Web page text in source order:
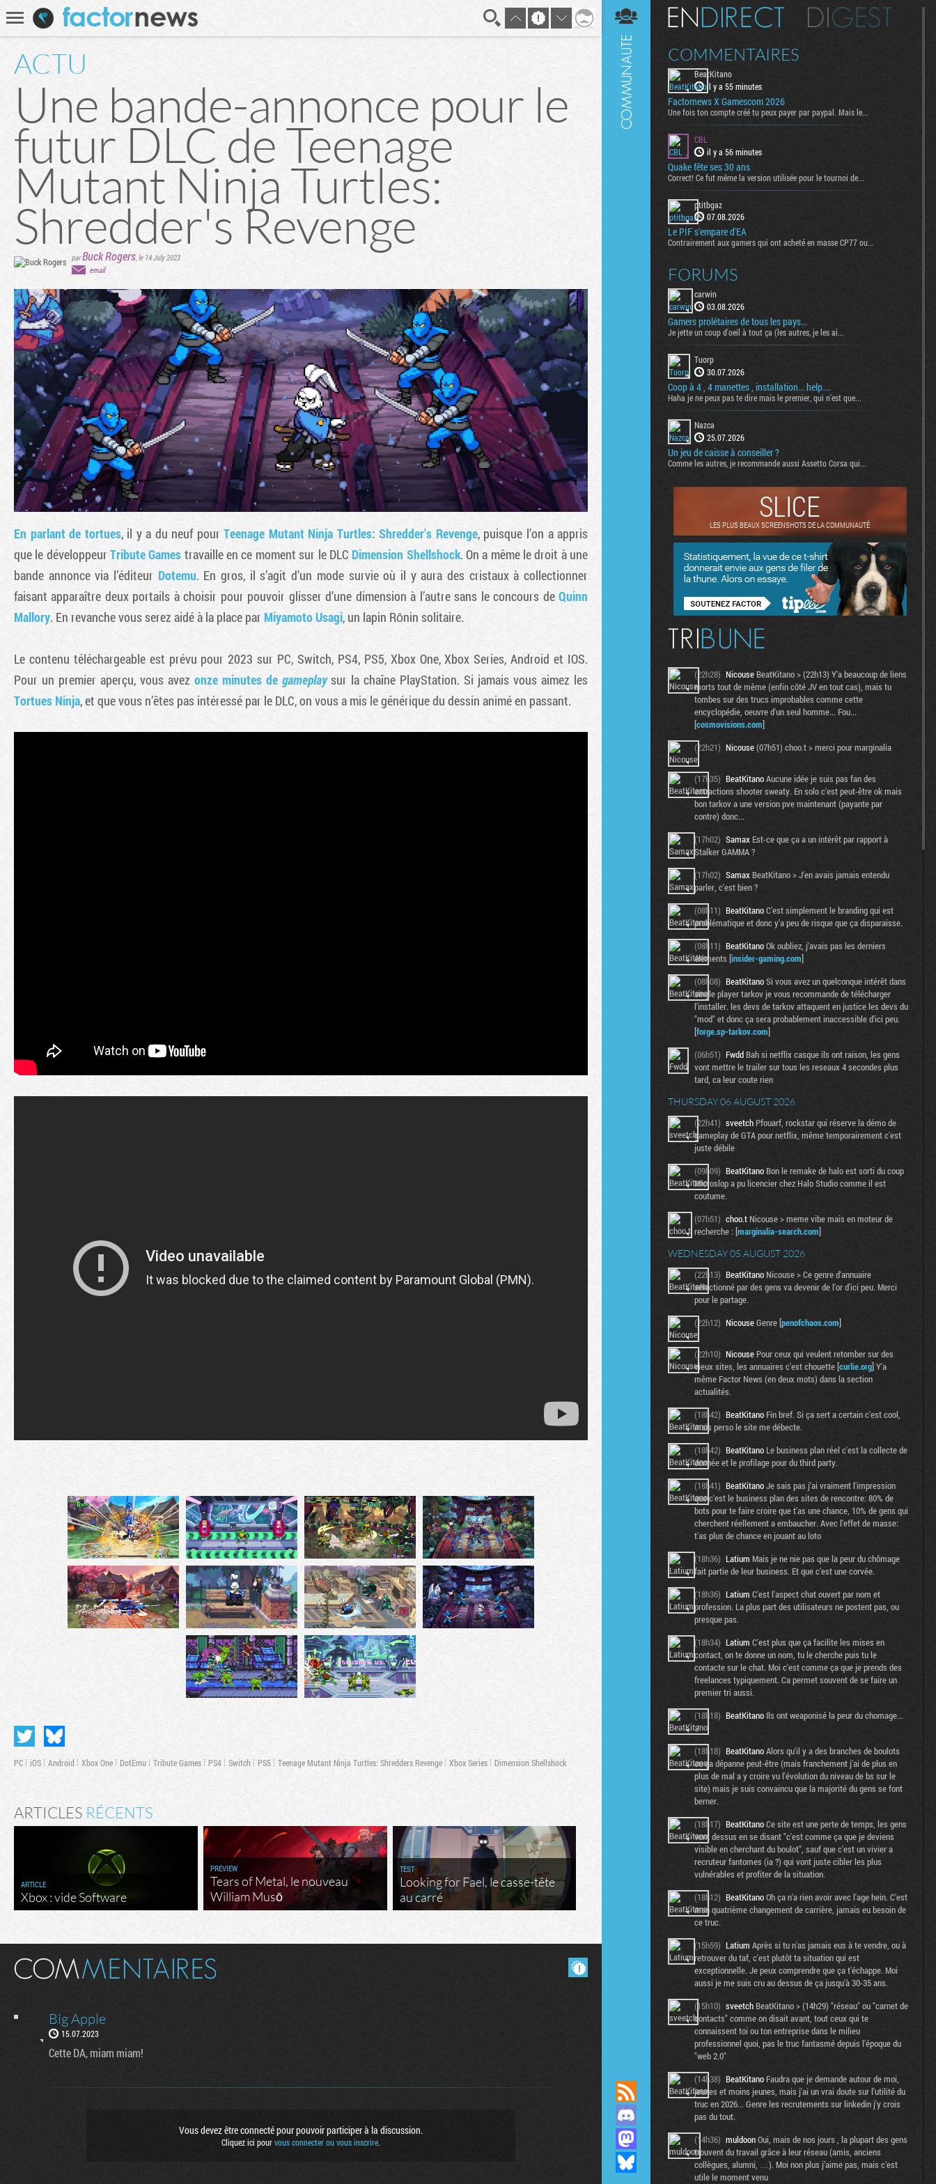
Recherche
ACTU
Une bande-annonce pour le
futur DLC de Teenage
Mutant Ninja Turtles:
Shredder's Revenge
parBuck Rogers,le 14 July 2023
email
En parlant de tortues, il y a du neuf pourTeenage Mutant Ninja Turtles: Shredder's Revenge, puisque l’on a appris
que le développeurTribute Games travaille en ce moment sur le DLC Dimension Shellshock. On a même le droit à une
bande annonce via l’éditeur Dotemu. En gros, il s’agit d’un mode survie où il y aura des cristaux à collectionner
faisant apparaître deux portails à choisir pour pouvoir glisser d’une dimension à l’autre sans le concours de Quinn
Mallory. En revanche vous serez aidé à la place parMiyamoto Usagi, un lapin Rōnin solitaire.
Le contenu téléchargeable est prévu pour 2023 sur PC, Switch, PS4, PS5, Xbox One, Xbox Series, Android et IOS.
Pour un premier aperçu, vous avez onze minutes de gameplaysur la chaîne PlayStation. Si jamais vous aimez les
Tortues Ninja, et que vous n’êtes pas intéressé par le DLC, on vous a mis le générique du dessin animé en passant.
PC iOS Android Xbox One DotEmu Tribute Games PS4 Switch PS5 Teenage Mutant Ninja Turtles: Shredders Revenge Xbox Series Dimension Shellshock
ARTICLES RÉCENTS
ARTICLE
Xbox : vide Software
PREVIEW
Tears of Metal, le nouveau
William Musō
TEST
Looking for Fael, le casse-tête
au carré
Big Apple
15.07.2023
Cette DA, miam miam!
Vous devez être connecté pour pouvoir participer à la discussion.
Cliquez ici pourvous connecter ou vous inscrire.
En direct Digest
COMMENTAIRES
BeatKitano
il y a 55 minutes
Factornews X Gamescom 2026
Une fois ton compte créé tu peux payer par paypal. Mais le...
CBL
il y a 56 minutes
Quake fête ses 30 ans
Correct! Ce fut même la version utilisée pour le tournoi de...
ptitbgaz
07.08.2026
Le PIF s'empare d'EA
Contrairement aux gamers qui ont acheté en masse CP77 ou...
FORUMS
carwin
03.08.2026
Gamers prolétaires de tous les pays...
Je jette un coup d'oeil à tout ça (les autres, je les ai...
Tuorp
30.07.2026
Coop à 4 , 4 manettes , installation... help....
Haha je ne peux pas te dire mais le premier, qui n'est que...
Nazca
25.07.2026
Un jeu de caisse à conseiller ?
Comme les autres, je recommande aussi Assetto Corsa qui...
SLICE
LES PLUS BEAUX SCREENSHOTS DE LA COMMUNAUTÉ
(22h28) Nicouse BeatKitano > (22h13) Y'a beaucoup de liens
morts tout de même (enfin côté JV en tout cas), mais tu
tombes sur des trucs improbables comme cette
encyclopédie, oeuvre d'un seul homme... Fou...
[cosmovisions.com]
(22h21) Nicouse(07h51) choo.t > merci pour marginalia
(17h35) BeatKitanoAucune idée je suis pas fan des
extractions shooter sweaty. En solo c'est peut-être ok mais
bon tarkov a une version pve maintenant (payante par
contre) donc...
(17h02) Samax Est-ce que ça a un intérêt par rapport à
Stalker GAMMA ?
(17h02) Samax BeatKitano > J'en avais jamais entendu
parler, c'est bien ?
(08h11) BeatKitanoC'est simplement le branding qui est
problématique et donc y'a peu de risque que ça disparaisse.
(08h11) BeatKitanoOk oubliez, j'avais pas les derniers
éléments [insider-gaming.com]
(08h08) BeatKitanoSi vous avez un quelconque intérêt dans
single player tarkov je vous recommande de télécharger
l'installer. les devs de tarkov attaquent en justice les devs du
"mod" et donc ça sera probablement inaccessible d'ici peu.
[forge.sp-tarkov.com]
(06h51) Fwdd Bah si netflix casque ils ont raison, les gens
vont mettre le trailer sur tous les reseaux 4 secondes plus
tard, ca leur coute rien
THURSDAY 06 AUGUST 2026
(22h41) sveetch Pfouarf, rockstar qui réserve la démo de
gameplay de GTA pour netflix, même temporairement c'est
juste débile
(09h09) BeatKitano Bon le remake de halo est sorti du coup
Microslop a pu licencier chez Halo Studio comme il est
coutume.
(07h51) choo.t Nicouse > meme vibe mais en moteur de
recherche : [marginalia-search.com]
WEDNESDAY 05 AUGUST 2026
(22h13) BeatKitano Nicouse > Ce genre d'annuaire
sélectionné par des gens va devenir de l'or d'ici peu. Merci
pour le partage.
(22h12) NicouseGenre [penofchaos.com]
(22h10) Nicouse Pour ceux qui veulent retomber sur des
vieux sites, les annuaires c'est chouette [curlie.org] Y'a
même Factor News (en deux mots) dans la section
actualités.
(18h42) BeatKitano Fin bref. Si ça sert a certain c'est cool,
mais perso le site me débecte.
(18h42) BeatKitano Le business plan réel c'est la collecte de
donnée et le profilage pour du third party.
(18h41) BeatKitanoJe sais pas j'ai vraiment l'impression
que c'est le business plan des sites de rencontre: 80% de
bots pour te faire croire que t'as une chance, 10% de gens qui
cherchent réellement a embaucher. Avec l'effet de masse:
t'as plus de chance en jouant au loto
(18h36) Latium Mais je ne nie pas que la peur du chômage
fait partie de leur business. Et que c'est une corvée.
(18h36) Latium C'est l'aspect chat ouvert par nom et
profession. La plus part des utilisateurs ne postent pas, ou
presque pas.
(18h34) Latium C'est plus que ça facilite les mises en
contact, on te donne un nom, tu le cherche puis tu le
contacte sur le chat. Moi c'est comme ça que je prends des
freelances typiquement. Ca permet souvent de se faire un
premier tri aussi.
(18h18) BeatKitano Ils ont weaponisé la peur du chomage...
:/
(18h18) BeatKitanoAlors qu'il y a des branches de boulots
ou ça dépanne peut-être (mais franchement j'ai de plus en
plus de mal a y croire vu l'évolution du niveau de bs sur le
site) mais je suis convaincu que la majorité du gens se font
berner.
(18h17) BeatKitanoCe site est une perte de temps, les gens
vont dessus en se disant "c'est comme ça que je deviens
visible en cherchant du boulot", sauf que c'est un vivier a
recruteur fantomes (ia ?) qui vont juste cibler les plus
vulnérables et profiter de la situation.
(18h12) BeatKitanoOh ça n'a rien avoir avec l'age hein. C'est
mon quatrième changement de carrière, jamais eu besoin de
ce truc.
(15h59) Latium Après si tu n'as jamais eus à te vendre, ou à
retrouver du taf, c'est plutôt ta situation qui est
exceptionnelle. Je peux comprendre que ça t'échappe. Moi
aussi je me suis cru au dessus de ça jusqu'à 30-35 ans.
(15h10) sveetch BeatKitano > (14h29) "réseau" ou "carnet de
contacts" comme on disait avant, tout ceux qui te
connaissent toi ou ton entreprise dans le milieu
professionnel quoi, pas le truc fantasmé depuis l'époque du
"web 2.0"
(14h38) BeatKitano Faudra que je demande autour de moi,
jeunes et moins jeunes, mais j'ai un vrai doute sur l'utilité du
truc en 2026... Genre les recrutements sur linkedin j'y crois
pas du tout.
(14h36) muldoonOui, mais de nos jours , la plupart des gens
trouvent du travail grâce à leur réseau (amis, anciens
collègues, alumni, …). Moi non plus j’aime pas, mais c’est
utile le moment venu
Flux RSS
Suivez nous sur Mastodon